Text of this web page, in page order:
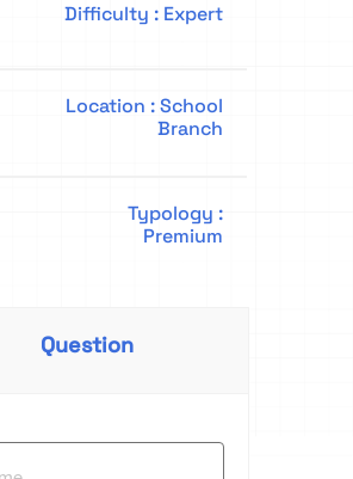
Difficulty : Expert
Location : School
Branch
Typology :
Premium
Question